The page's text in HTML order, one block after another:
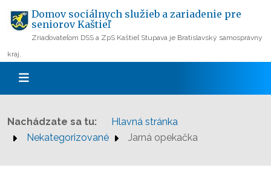
Domov sociálnych služieb a zariadenie pre
seniorov Kaštieľ
Zriaďovateľom DSS a ZpS Kaštieľ Stupava je Bratislavský samosprávny
kraj.
Nachádzate sa tu:
Hlavná stránka
Nekategorizované
Jarná opekačka